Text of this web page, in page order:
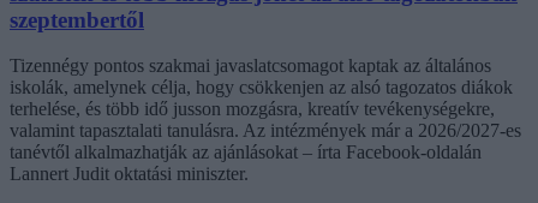
szeptembertől
Tizennégy pontos szakmai javaslatcsomagot kaptak az általános
iskolák, amelynek célja, hogy csökkenjen az alsó tagozatos diákok
terhelése, és több idő jusson mozgásra, kreatív tevékenységekre,
valamint tapasztalati tanulásra. Az intézmények már a 2026/2027-es
tanévtől alkalmazhatják az ajánlásokat – írta Facebook-oldalán
Lannert Judit oktatási miniszter.